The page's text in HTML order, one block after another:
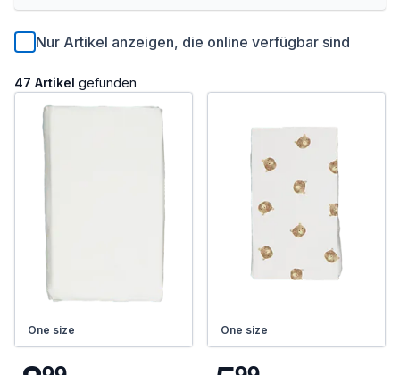
Nur Artikel anzeigen, die online verfügbar sind
47 Artikel gefunden
One size One size